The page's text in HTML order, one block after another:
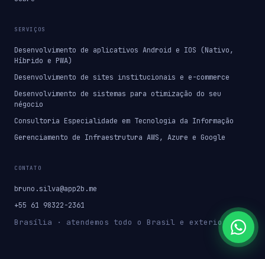
SERVIÇOS
Desenvolvimento de aplicativos Android e IOS (Nativo,
Híbrido e PWA)
Desenvolvimento de sites institucionais e e-commerce
Desenvolvimento de sistemas para otimização do seu
négocio
Consultoria Especialidade em Tecnologia da Informação
Gerenciamento de Infraestrutura AWS, Azure e Google
CONTATO
bruno.silva@app2b.me
+55 61 98322-2361
Brasília · atendemos todo o Brasil e exterior